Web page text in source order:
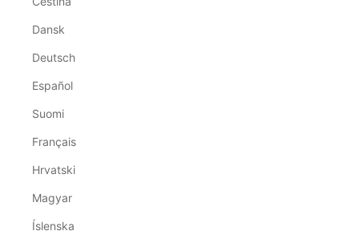
Dansk
Deutsch
Español
Suomi
Français
Hrvatski
Magyar
Íslenska